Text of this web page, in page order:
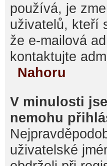
používá, je
uživatelů, kteří
že e-mailová
kontaktujte
Nahoru
V minulosti
nemohu
uživatelské